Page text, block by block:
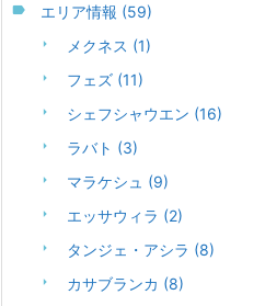
エリア情報 (59)
メクネス (1)
フェズ (11)
シェフシャウエン (16)
ラバト (3)
マラケシュ (9)
エッサウィラ (2)
タンジェ・アシラ (8)
カサブランカ (8)